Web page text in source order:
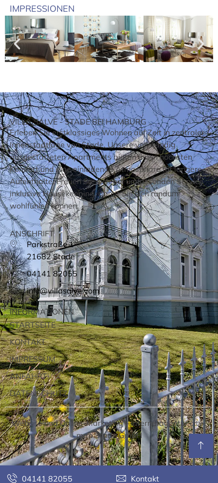
IMPRESSIONEN
VILLA SALVE - STADE BEI HAMBURG
Erleben Sie erstklassiges Wohnen auf Zeit in zentraler
Innenstadtlage von Stade. Unsere vollständig
ausgestatteten Apartments bieten Ihnen höchsten
Komfort und eine einladende Atmosphäre für längere
Aufenthalte. Freuen Sie sich auf umfassenden Service
inklusive Housekeeping, damit Sie sich rundum
wohlfühlen können.
ANSCHRIFT
Parkstraße 1
21682 Stade
04141 82055
info@villasalve.com
INFORMATIONEN
STARTSEITE
KONTAKT
IMPRESSUM
ANFAHRT
DATENSCHUTZ
Website und Online-Marketing –Internetagentur city-
map Stade GmbH
04141 82055 Kontakt